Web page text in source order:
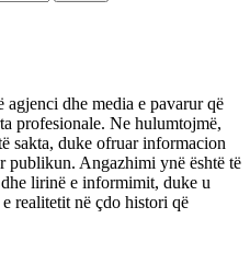
agjenci dhe media e pavarur që
profesionale. Ne hulumtojmë,
sakta, duke ofruar informacion
publikun. Angazhimi ynë është të
lirinë e informimit, duke u
realitetit në çdo histori që